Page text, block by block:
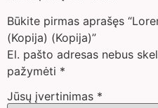
Būkite pirmas aprašęs
(Kopija) (Kopija)”
El. pašto adresas nebus
pažymėti *
Jūsų įvertinimas *